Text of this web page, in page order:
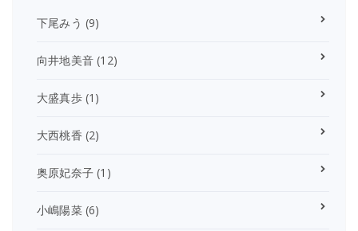
下尾みう (9)
向井地美音 (12)
大盛真歩(1)
大西桃香 (2)
奥原妃奈子 (1)
小嶋陽菜(6)